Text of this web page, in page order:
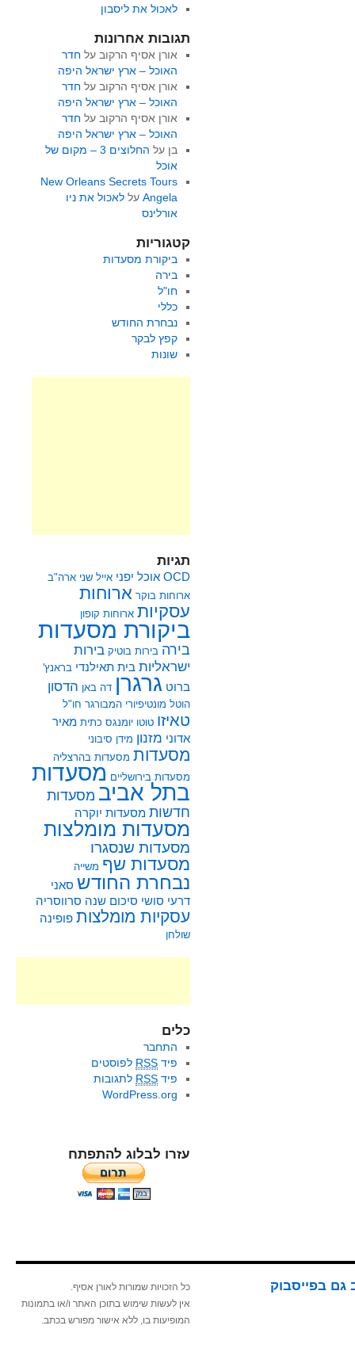
לאכול את ליסבון
תגובות אחרונות
אורן אסיף הרקוב על חדר
האוכל – ארץ ישראל היפה
אורן אסיף הרקוב על חדר
האוכל – ארץ ישראל היפה
אורן אסיף הרקוב על חדר
האוכל – ארץ ישראל היפה
בן על
החלוצים 3 – מקום של
אוכל
New Orleans Secrets Tours
Angelaעל לאכול את ניו
אורלינס
קטגוריות
ביקורת מסעדות
בירה
חו"ל
כללי
נבחרת החודש
קפץ לבקר
שונות
תגיות
OCD אוכל יפני אייל שני ארה"ב
ארוחות בוקר ארוחות
עסקיות ארוחות קופון
ביקורת מסעדות
בירה בירות בוטיק בירות
ישראליות בית תאילנדי בראנץ'
ברוט גרגרן דה באן הדסון
הוטל מונטיפיורי המבורגר חו"ל
טאיזו טוטו יומנגס כתית מאיר
אדוני מזנון מידן סיבוני
מסעדות מסעדות בהרצליה
מסעדות בירושליים מסעדות
בתל אביב מסעדות
חדשות מסעדות יוקרה
מסעדות מומלצות
מסעדות שנסגרו
מסעדות שף משייה
נבחרת החודש סאני
דרעי סושי סיכום שנה סרווסריה
עסקיות מומלצות פופינה
שולחן
כלים
התחבר
פיד RSS לפוסטים
פיד RSS לתגובות
WordPress.org
עזרו לבלוג להתפתח
גם בפייסבוק
כל הזכויות שמורות לאורן אסיף.
אין לעשות שימוש בתוכן האתר ו/או בתמונות
המופיעות בו, ללא אישור מפורש בכתב.